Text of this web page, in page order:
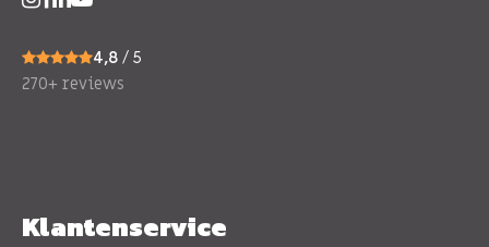
4,8 / 5
270+ reviews
Klantenservice